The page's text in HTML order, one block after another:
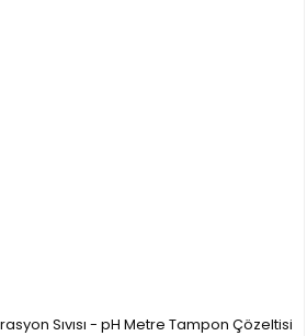
Sıvısı - pH Metre Tampon Çözeltisi